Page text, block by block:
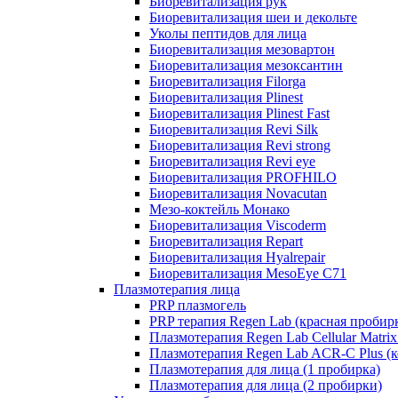
Биоревитализация шеи и декольте
Уколы пептидов для лица
Биоревитализация мезовартон
Биоревитализация мезоксантин
Биоревитализация Filorga
Биоревитализация Plinest
Биоревитализация Plinest Fast
Биоревитализация Revi Silk
Биоревитализация Revi strong
Биоревитализация Revi eye
Биоревитализация PROFHILO
Биоревитализация Novacutan
Мезо-коктейль Монако
Биоревитализация Viscoderm
Биоревитализация Repart
Биоревитализация Hyalrepair
Биоревитализация MesoEye C71
Плазмотерапия лица
PRP плазмогель
PRP терапия Regen Lab (красная
Плазмотерапия Regen Lab Cellular
Плазмотерапия Regen Lab ACR-C Plus
Плазмотерапия для лица (1 пробирка)
Плазмотерапия для лица (2 пробирки)